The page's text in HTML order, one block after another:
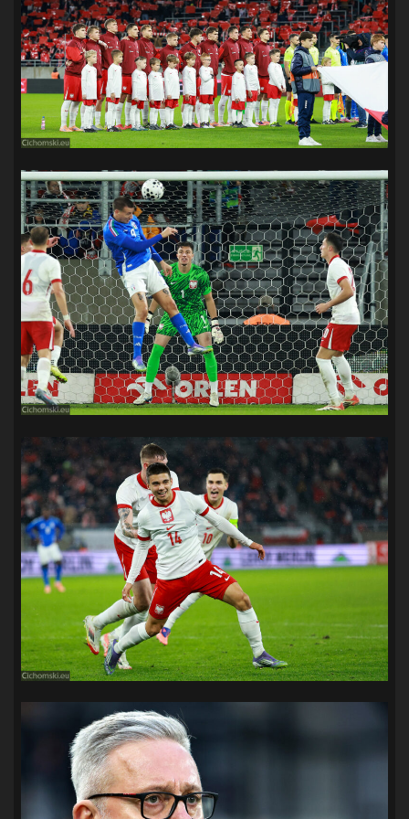
SANDRA SPA POGOŃ SZCZECIN(100) SIEDLECKA(63)
SPARING(110) SPR POGOŃ SZCZECIN(72)
SPÓJNIA STARGARD (35) STOCZNIA SZCZECIN(40)
SUPERLIGA KOBIET(58) SUPERLIGA MĘŻCZYZN(92)
TAURON LIGA KOBIET(106) TENIS(26) TREFL SOPOT(26)
WYGRANA(43) ZAGŁĘBIE LUBIN(36) ŚLĄSK WROCŁAW(29)
ŚWIT SKOLWIN(111)
STAT4U